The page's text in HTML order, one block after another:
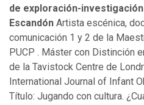
de exploración-
Escandón Artista escénica,
comunicación 1 y 2 de la
PUCP . Máster con Distinción
de la Tavistock Centre de
International Journal of Infant
Título: Jugando con cultura.